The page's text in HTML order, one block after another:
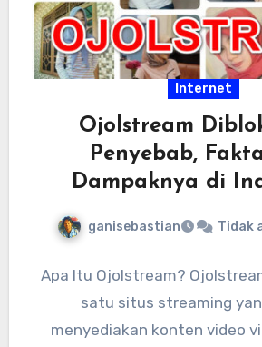
Internet
Ojolstream
Penyebab,
Dampaknya di
ganisebastian Tidak
Apa Itu Ojolstream?
satu situs streaming
menyediakan konten video